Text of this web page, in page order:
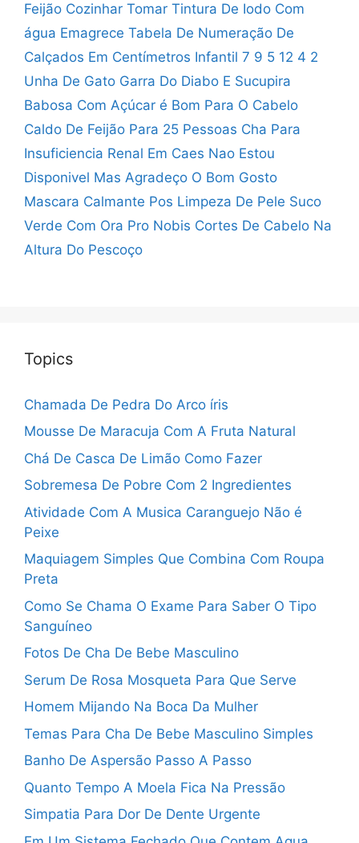
Feijão Cozinhar Tomar Tintura De Iodo Com
água Emagrece Tabela De Numeração De
Calçados Em Centímetros Infantil 7 9 5 12 4 2
Unha De Gato Garra Do Diabo E Sucupira
Babosa Com Açúcar é Bom Para O Cabelo
Caldo De Feijão Para 25 Pessoas Cha Para
Insuficiencia Renal Em Caes Nao Estou
Disponivel Mas Agradeço O Bom Gosto
Mascara Calmante Pos Limpeza De Pele Suco
Verde Com Ora Pro Nobis Cortes De Cabelo Na
Altura Do Pescoço
Topics
Chamada De Pedra Do Arco íris
Mousse De Maracuja Com A Fruta Natural
Chá De Casca De Limão Como Fazer
Sobremesa De Pobre Com 2 Ingredientes
Atividade Com A Musica Caranguejo Não é
Peixe
Maquiagem Simples Que Combina Com Roupa
Preta
Como Se Chama O Exame Para Saber O Tipo
Sanguíneo
Fotos De Cha De Bebe Masculino
Serum De Rosa Mosqueta Para Que Serve
Homem Mijando Na Boca Da Mulher
Temas Para Cha De Bebe Masculino Simples
Banho De Aspersão Passo A Passo
Quanto Tempo A Moela Fica Na Pressão
Simpatia Para Dor De Dente Urgente